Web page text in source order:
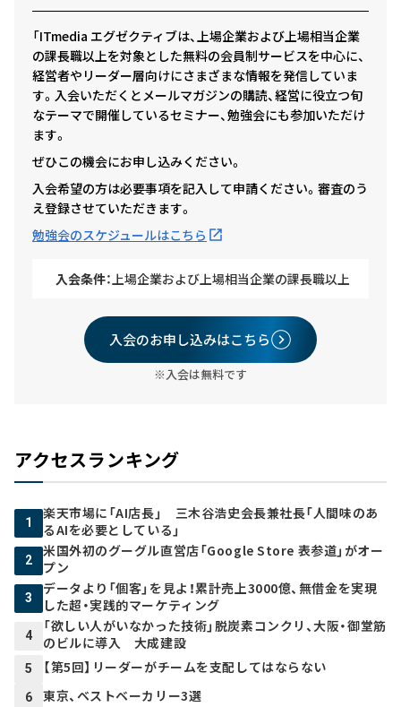
「ITmedia エグゼクティブは、上場企業および上場相当企業
の課長職以上を対象とした無料の会員制サービスを中心に、
経営者やリーダー層向けにさまざまな情報を発信していま
す。入会いただくとメールマガジンの購読、経営に役立つ旬
なテーマで開催しているセミナー、勉強会にも参加いただけ
ます。
ぜひこの機会にお申し込みください。
入会希望の方は必要事項を記入して申請ください。審査のう
え登録させていただきます。
勉強会のスケジュールはこちら
入会条件： 上場企業および上場相当企業の課長職以上
入会のお申し込みはこちら
※入会は無料です
アクセスランキング
1
楽天市場に「AI店長」 三木谷浩史会長兼社長「人間味のあ
るAIを必要としている」
2
米国外初のグーグル直営店「Google Store 表参道」がオー
プン
3
データより「個客」を見よ！累計売上3000億、無借金を実現
した超・実践的マーケティング
4
「欲しい人がいなかった技術」脱炭素コンクリ、大阪・御堂筋
のビルに導入 大成建設
5 【第5回】リーダーがチームを支配してはならない
6 東京、ベストベーカリー3選